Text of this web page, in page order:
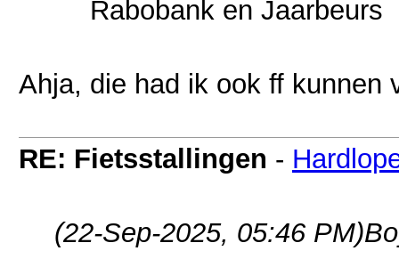
Rabobank en Jaarbeurs
Ahja, die had ik ook ff kunnen
RE: Fietsstallingen -
(22-Sep-2025, 05:46 PM)